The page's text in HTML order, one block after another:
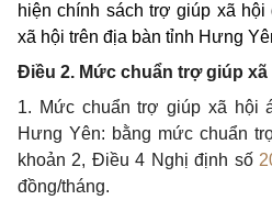
hiện chính sách trợ giúp xã
xã hội trên địa bàn tỉnh Hưng
Điều 2. Mức chuẩn trợ giúp xã
1. Mức chuẩn trợ giúp xã hội
Hưng Yên: bằng mức chuẩn
khoản 2, Điều 4 Nghị định số
đồng/tháng.